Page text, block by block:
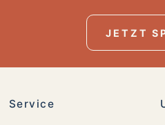
JETZT
Service